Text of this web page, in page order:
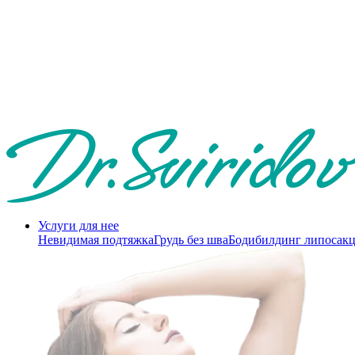
Услуги для нее
Невидимая подтяжкаГрудь без шваБодибилдинг